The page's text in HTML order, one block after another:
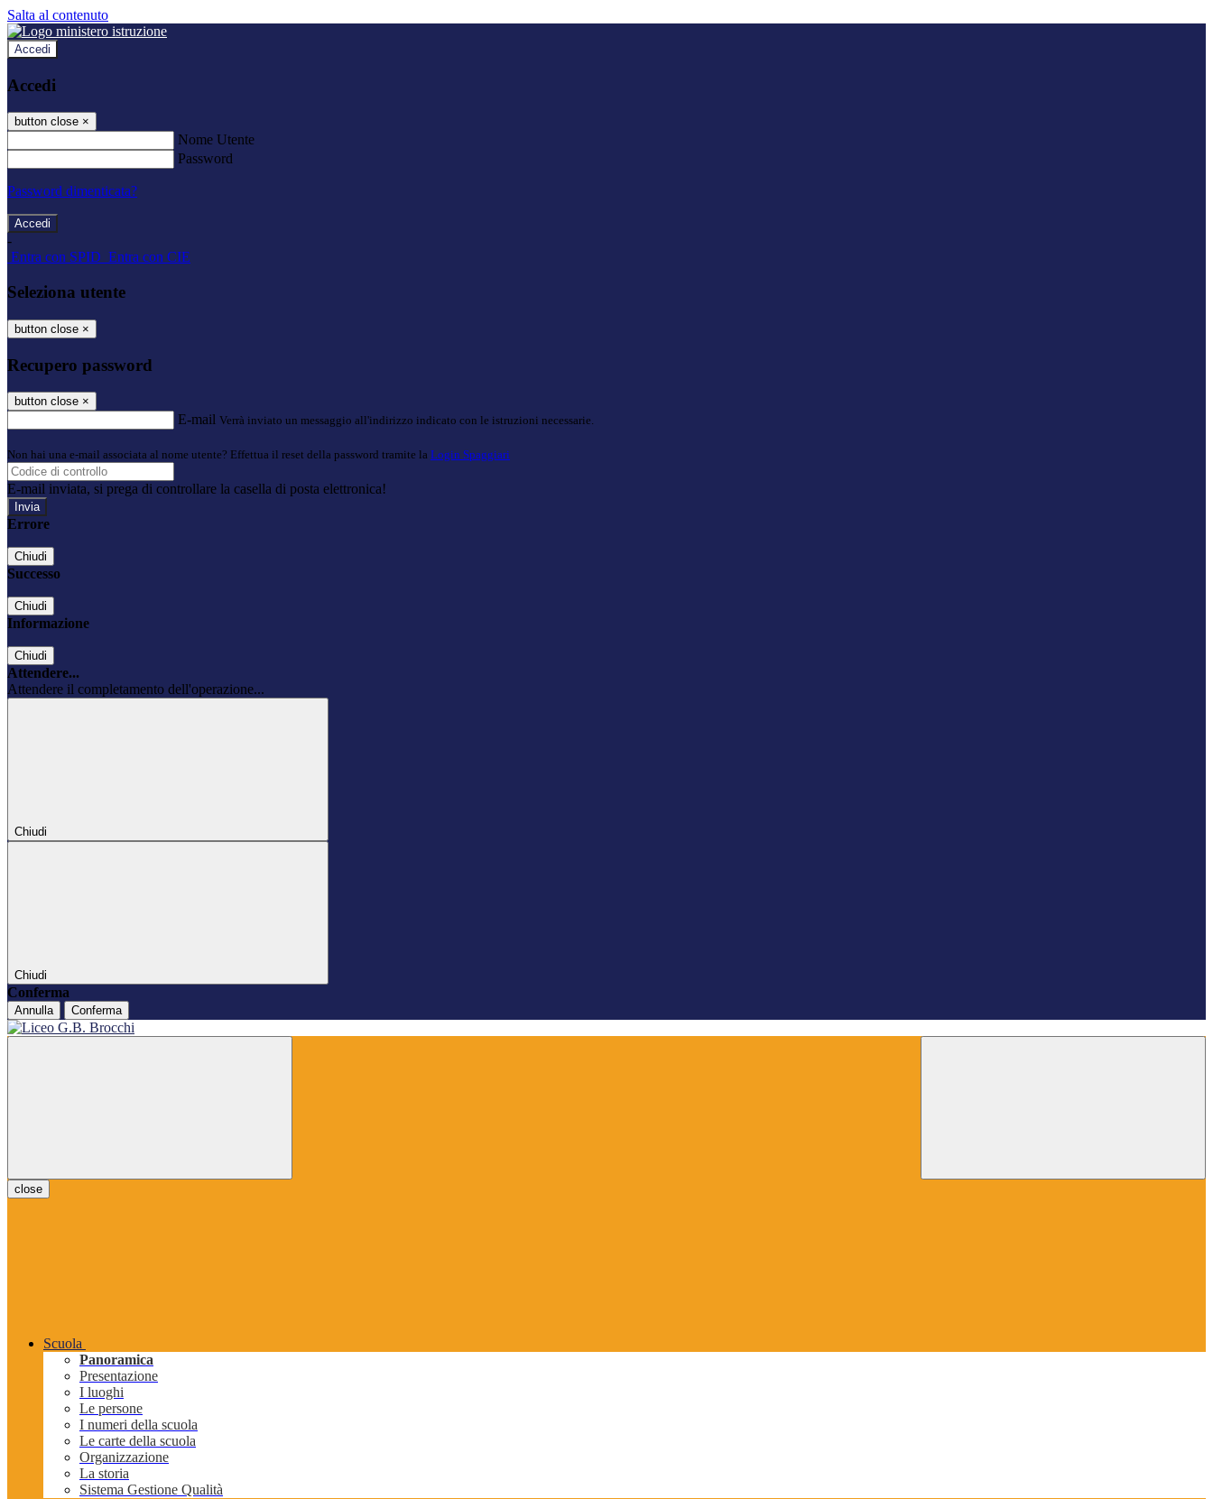
Salta al contenuto
Accedi
Accedi
button close ×
Nome Utente
Password
Password dimenticata?
-
Entra con SPID Entra con CIE
Seleziona utente
button close ×
Recupero password
button close ×
E-mail Verrà inviato un messaggio all'indirizzo indicato con le istruzioni necessarie.
Non hai una e-mail associata al nome utente? Effettua il reset della password tramite la Login Spaggiari
E-mail inviata, si prega di controllare la casella di posta elettronica!
Errore
Chiudi
Successo
Chiudi
Informazione
Chiudi
Attendere...
Attendere il completamento dell'operazione...
Chiudi
Chiudi
Conferma
Annulla Conferma
close
Scuola
Panoramica
Presentazione
I luoghi
Le persone
I numeri della scuola
Le carte della scuola
Organizzazione
La storia
Sistema Gestione Qualità